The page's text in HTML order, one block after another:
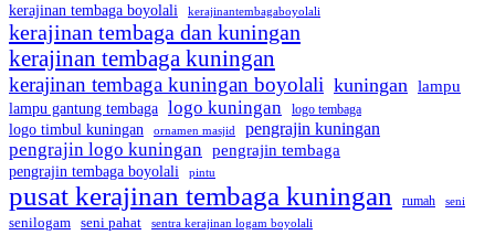
kerajinan tembaga boyolali kerajinantembagaboyolali
kerajinan tembaga dan kuningan
kerajinan tembaga kuningan
kerajinan tembaga kuningan boyolali kuningan lampu
lampu gantung tembaga logo kuningan logo tembaga
logo timbul kuningan ornamen masjid pengrajin kuningan
pengrajin logo kuningan
pengrajin tembaga
pengrajin tembaga boyolali
pintu
pusat kerajinan tembaga kuningan rumah seni
senilogam seni pahat sentra kerajinan logam boyolali